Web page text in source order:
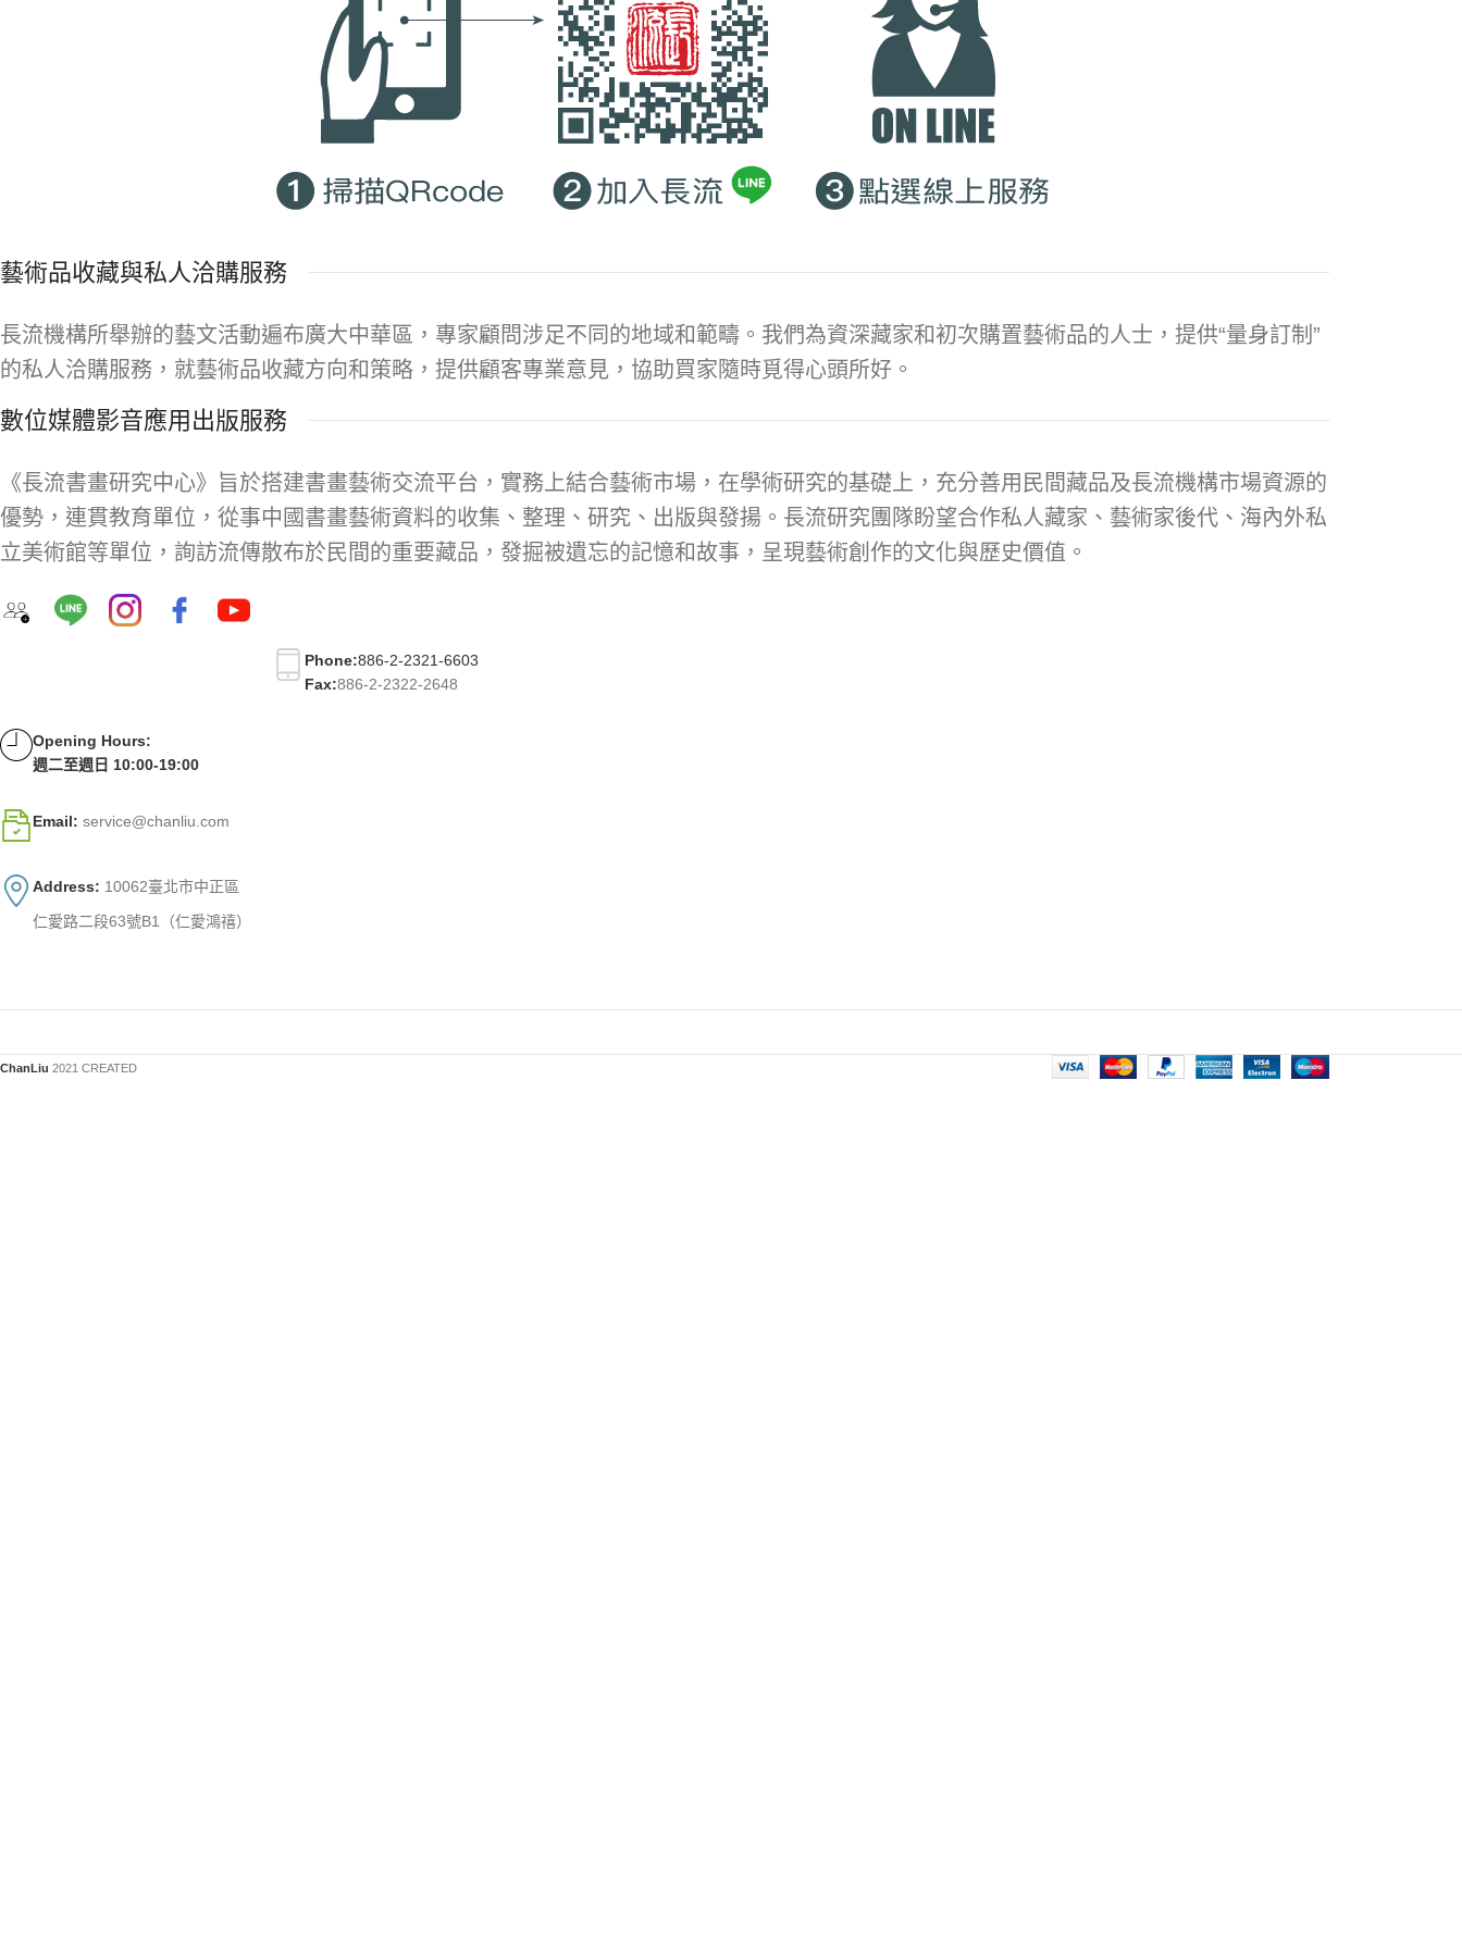
藝術品收藏與私人洽購服務
長流機構所舉辦的藝文活動遍布廣大中華區，專家顧問涉足不同的地域和範疇。我們為資深藏家和初次購置藝術品的人士，提供“量身訂制”
的私人洽購服務，就藝術品收藏方向和策略，提供顧客專業意見，協助買家隨時覓得心頭所好。
數位媒體影音應用出版服務
《長流書畫研究中心》旨於搭建書畫藝術交流平台，實務上結合藝術市場，在學術研究的基礎上，充分善用民間藏品及長流機構市場資源的
優勢，連貫教育單位，從事中國書畫藝術資料的收集、整理、研究、出版與發揚。長流研究團隊盼望合作私人藏家、藝術家後代、海內外私
立美術館等單位，詢訪流傳散布於民間的重要藏品，發掘被遺忘的記憶和故事，呈現藝術創作的文化與歷史價值。
Phone:886-2-2321-6603
Fax:886-2-2322-2648
Opening Hours:
週二至週日 10:00-19:00
Email: service@chanliu.com
Address: 10062臺北市中正區
仁愛路二段63號B1（仁愛鴻禧）
ChanLiu 2021 CREATED